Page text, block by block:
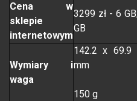
Cena w
sklepie
internetowym
3299 zł - 6
GB
Wymiary i
waga
142.2 x 69.9
mm
150 g